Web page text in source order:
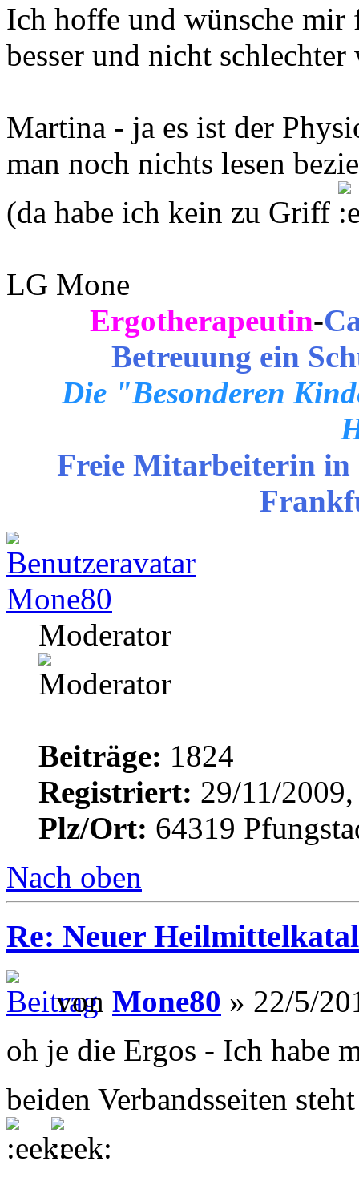
Ich hoffe und wünsche mir
besser und nicht
Martina - ja es ist der
man noch nichts lesen
(da habe ich kein zu Griff
LG Mone
Ergotherapeutin-
Betreuung ein
Die "Besonderen
Freie Mitarbeiterin in
Mone80
Moderator
Beiträge: 1824
Registriert: 29/11/
Plz/Ort: 64319
Nach oben
Re: Neuer
von Mone80 » 22/5/
oh je die Ergos - Ich habe
beiden Verbandsseiten
.